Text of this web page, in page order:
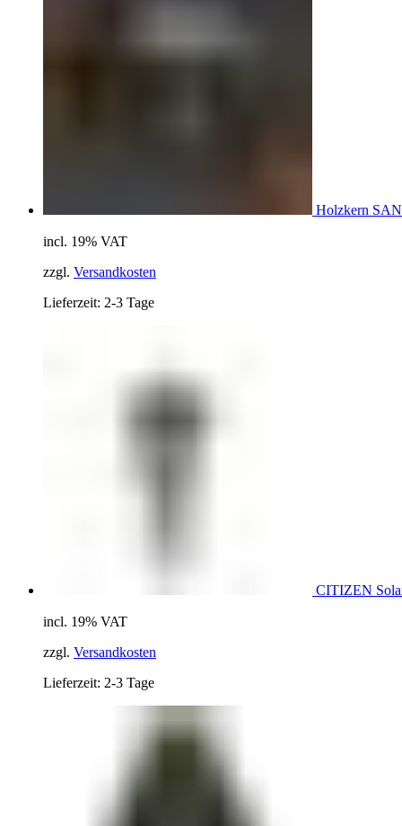
Holzkern
incl. 19% VAT
zzgl. Versandkosten
Lieferzeit: 2-3 Tage
CITIZEN
incl. 19% VAT
zzgl. Versandkosten
Lieferzeit: 2-3 Tage